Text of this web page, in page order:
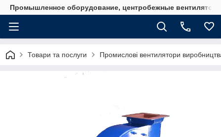
Промышленное оборудование, центробежные
Товари та послуги Промислові вентилятори